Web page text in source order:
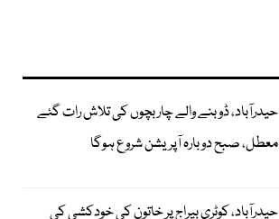
حیدرآباد، ڈوبنے والے چار بچوں کی تلاش رات گئے
معطل، صبح دوبارہ آپریشن شروع ہوگا
حیدرآباد، کوٹری بیراج پر خاتون کی خودکشی کی